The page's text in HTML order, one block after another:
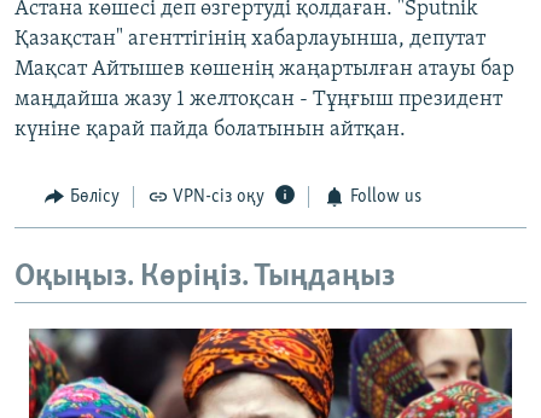
Астана көшесі деп өзгертуді қолдаған. "Sputnik
Қазақстан" агенттігінің хабарлауынша, депутат
Мақсат Айтышев көшенің жаңартылған атауы бар
маңдайша жазу 1 желтоқсан - Тұңғыш президент
күніне қарай пайда болатынын айтқан.
Бөлісу VPN-сіз оқу Follow us
Оқыңыз. Көріңіз. Тыңдаңыз